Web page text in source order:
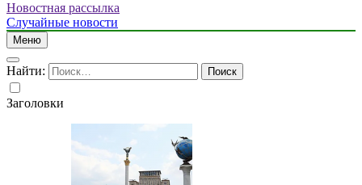
Новостная рассылка
Случайные новости
Меню
Найти:
Заголовки